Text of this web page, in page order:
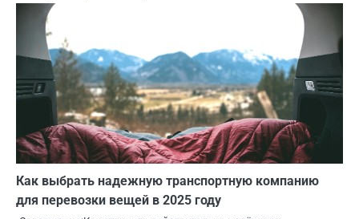
Как выбрать надежную транспортную компанию
для перевозки вещей в 2025 году